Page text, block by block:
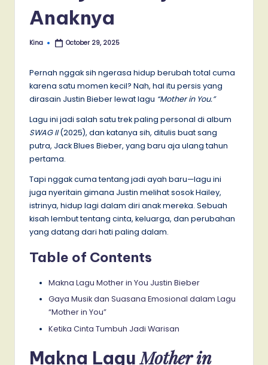
Anaknya
Posted
Kina October 29, 2025
Pernah nggak sih ngerasa hidup berubah total cuma
karena satu momen kecil? Nah, hal itu persis yang
dirasain Justin Bieber lewat lagu “Mother in You.”
Lagu ini jadi salah satu trek paling personal di album
SWAG II(2025), dan katanya sih, ditulis buat sang
putra, Jack Blues Bieber, yang baru aja ulang tahun
pertama.
Tapi nggak cuma tentang jadi ayah baru—lagu ini
juga nyeritain gimana Justin melihat sosok Hailey,
istrinya, hidup lagi dalam diri anak mereka. Sebuah
kisah lembut tentang cinta, keluarga, dan perubahan
yang datang dari hati paling dalam.
Table of Contents
Makna Lagu Mother in You Justin Bieber
Gaya Musik dan Suasana Emosional dalam Lagu
“Mother in You”
Ketika Cinta Tumbuh Jadi Warisan
Makna LaguMother in